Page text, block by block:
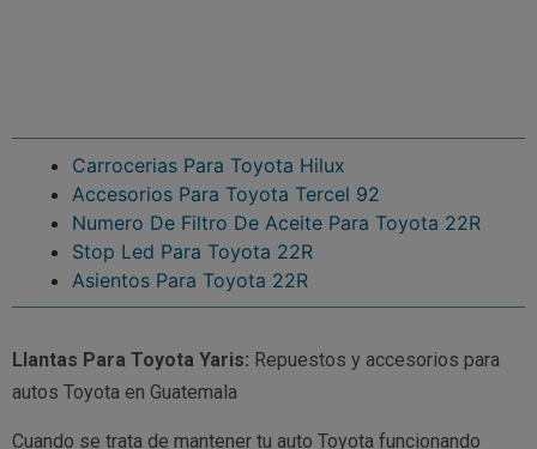
Carrocerias Para Toyota Hilux
Accesorios Para Toyota Tercel 92
Numero De Filtro De Aceite Para Toyota 22R
Stop Led Para Toyota 22R
Asientos Para Toyota 22R
Llantas Para Toyota Yaris: Repuestos y accesorios para
autos Toyota en Guatemala
Cuando se trata de mantener tu auto Toyota funcionando